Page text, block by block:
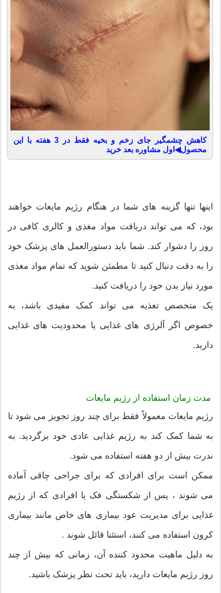
کاهش چشمگیر جای زخم و بخیه فقط در 3 هفته با این
محصول◀اول مشاوره بعد خرید
اینها تنها گزینه های شما در هنگام رژیم مایعات خواهند
بود، که می تواند دریافت مواد مغذی و کالری کافی در
روز را دشوار کند. شما باید دستورالعمل های پزشک خود
را به دقت دنبال کنید تا مطمئن شوید که تمام مواد مغذی
مورد نیاز بدن خود را دریافت کنید.
یک متخصص تغذیه می تواند کمک مفیدی باشد، به
خصوص اگر آلرژی های غذایی یا محدودیت های غذایی
دارید.
مدت زمان استفاده از رژیم مایعات
رژیم مایعات معمولاً فقط برای چند روز تجویز می شود تا
به شما کمک کند به رژیم غذایی عادی خود برگردید. به
ندرت بیش از دو هفته استفاده می شود.
ممکن است برای افرادی که برای جراحی چاقی آماده
می شوند ، پس از شکستگی فک یا افرادی که از رژیم
غذایی برای مدیریت عود بیماری های خاص مانند بیماری
کرون استفاده می کنند، استثنا قائل شوند .
به دلیل ماهیت محدود کننده آن، زمانی که بیش از چند
روز رژیم مایعات دارید، باید تحت نظر پزشک باشید.